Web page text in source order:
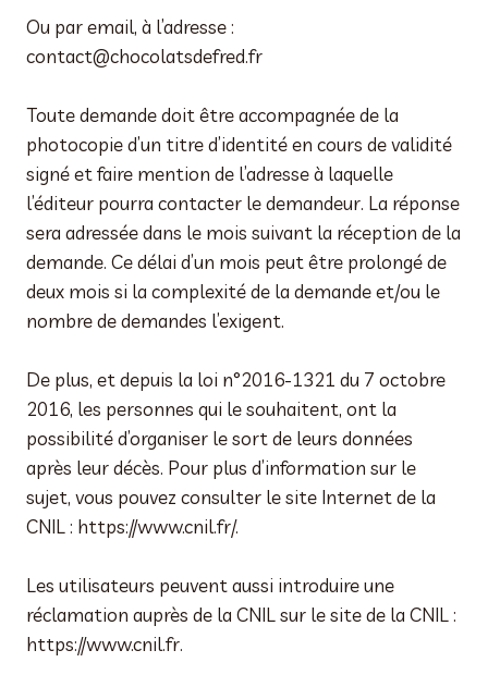
Ou par email, à l’adresse :
contact@chocolatsdefred.fr
Toute demande doit être accompagnée de la
photocopie d’un titre d’identité en cours de validité
signé et faire mention de l’adresse à laquelle
l’éditeur pourra contacter le demandeur. La réponse
sera adressée dans le mois suivant la réception de la
demande. Ce délai d’un mois peut être prolongé de
deux mois si la complexité de la demande et/ou le
nombre de demandes l’exigent.
De plus, et depuis la loi n°2016-1321 du 7 octobre
2016, les personnes qui le souhaitent, ont la
possibilité d’organiser le sort de leurs données
après leur décès. Pour plus d’information sur le
sujet, vous pouvez consulter le site Internet de la
CNIL : https://www.cnil.fr/.
Les utilisateurs peuvent aussi introduire une
réclamation auprès de la CNIL sur le site de la CNIL :
https://www.cnil.fr.